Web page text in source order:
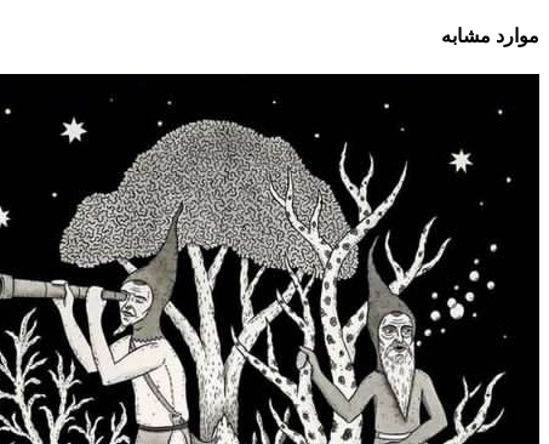
موارد مشابه